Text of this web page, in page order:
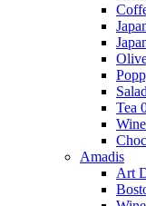
Salad
Tea
Amadis
Art